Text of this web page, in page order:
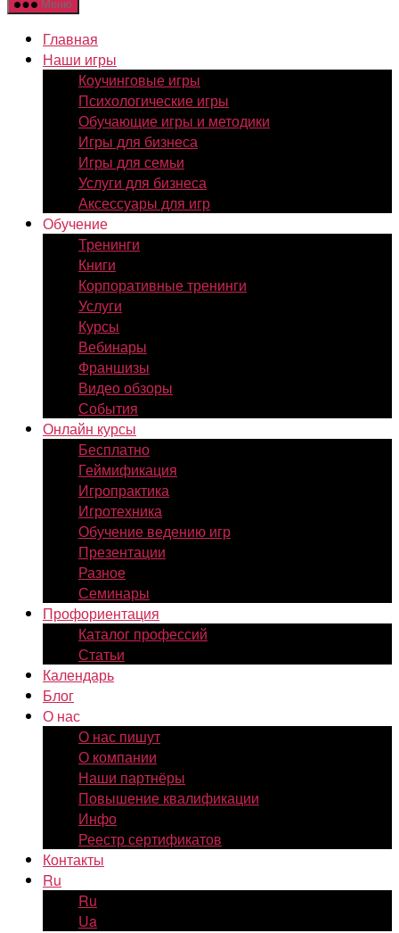
Меню
Главная
Наши игры
Коучинговые игры
Психологические игры
Обучающие игры и методики
Игры для бизнеса
Игры для семьи
Услуги для бизнеса
Аксессуары для игр
Обучение
Тренинги
Книги
Корпоративные тренинги
Услуги
Курсы
Вебинары
Франшизы
Видео обзоры
События
Онлайн курсы
Бесплатно
Геймификация
Игропрактика
Игротехника
Обучение ведению игр
Презентации
Разное
Семинары
Профориентация
Каталог профессий
Статьи
Календарь
Блог
О нас
О нас пишут
О компании
Наши партнёры
Повышение квалификации
Инфо
Реестр сертификатов
Контакты
Ru
Ru
Ua